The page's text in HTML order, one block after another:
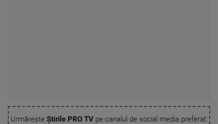
Urmărește Știrile PRO TVpe canalul de social media preferat: